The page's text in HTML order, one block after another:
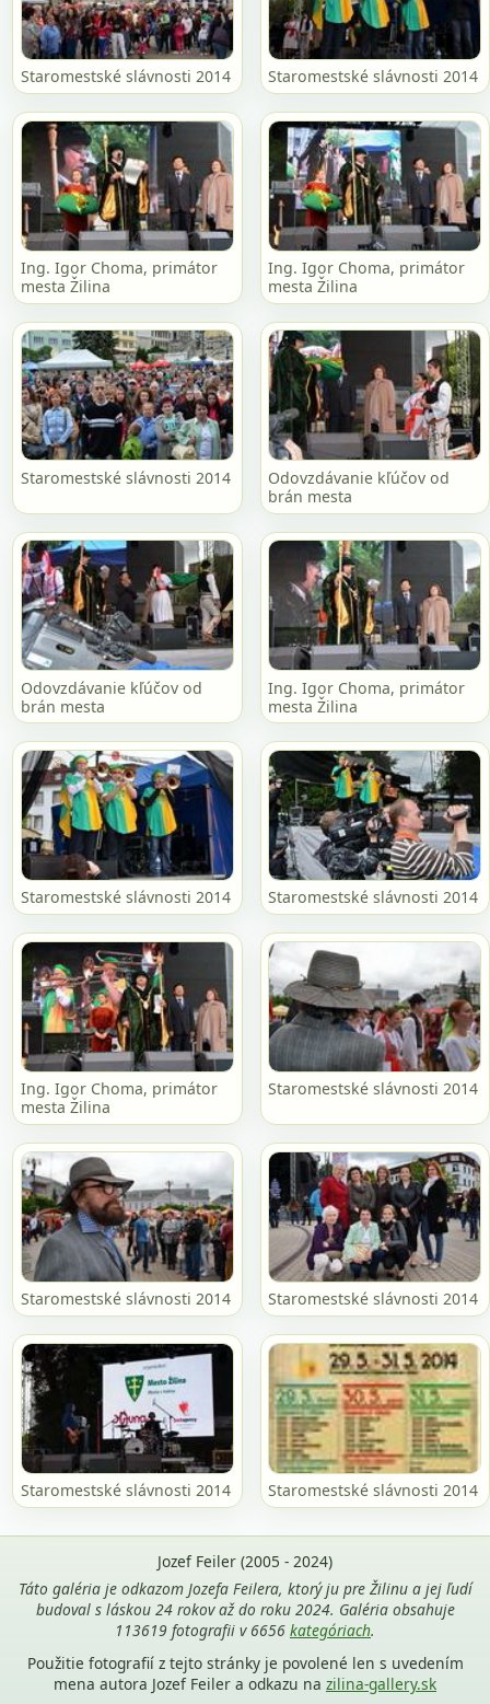
Staromestské slávnosti 2014 Staromestské slávnosti 2014
Ing. Igor Choma, primátor
mesta Žilina
Ing. Igor Choma, primátor
mesta Žilina
Staromestské slávnosti 2014
Odovzdávanie kľúčov od
brán mesta
Odovzdávanie kľúčov od
brán mesta
Ing. Igor Choma, primátor
mesta Žilina
Staromestské slávnosti 2014 Staromestské slávnosti 2014
Ing. Igor Choma, primátor
mesta Žilina
Staromestské slávnosti 2014
Staromestské slávnosti 2014 Staromestské slávnosti 2014
Staromestské slávnosti 2014 Staromestské slávnosti 2014
Jozef Feiler (2005 - 2024)
Táto galéria je odkazom Jozefa Feilera, ktorý ju pre Žilinu a jej ľudí
budoval s láskou 24 rokov až do roku 2024. Galéria obsahuje
113619 fotografii v 6656 kategóriach.
Použitie fotografií z tejto stránky je povolené len s uvedením
mena autora Jozef Feiler a odkazu na zilina-gallery.sk